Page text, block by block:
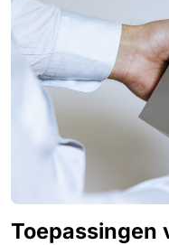
Toepassingen